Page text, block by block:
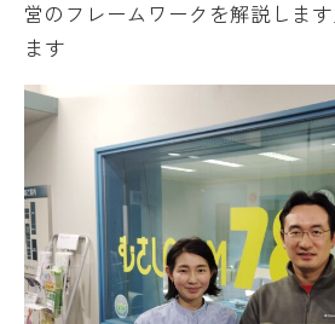
営のフレームワークを解説しま
ます